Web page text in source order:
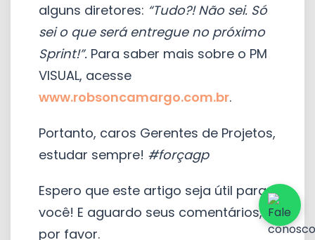
alguns diretores: “Tudo?! Não sei. Só
sei o que será entregue no próximo
Sprint!”. Para saber mais sobre o PM
VISUAL, acesse
www.robsoncamargo.com.br.
Portanto, caros Gerentes de Projetos,
estudar sempre! #forçagp
Espero que este artigo seja útil para
você! E aguardo seus comentários,
por favor.